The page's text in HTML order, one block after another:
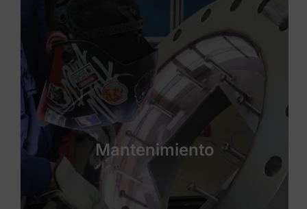
Mantenimiento